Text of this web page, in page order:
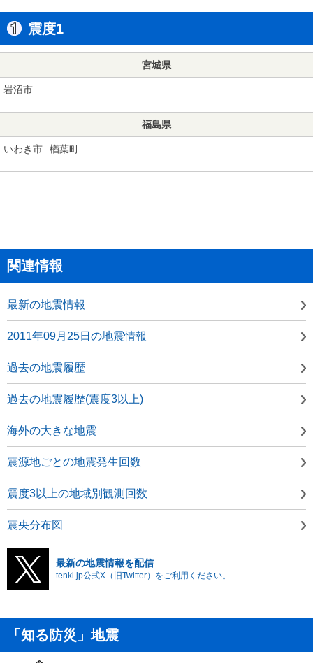
震度1
宮城県
岩沼市
福島県
いわき市 楢葉町
関連情報
最新の地震情報
2011年09月25日の地震情報
過去の地震履歴
過去の地震履歴(震度3以上)
海外の大きな地震
震源地ごとの地震発生回数
震度3以上の地域別観測回数
震央分布図
最新の地震情報を配信
tenki.jp公式X（旧Twitter）をご利用ください。
「知る防災」地震